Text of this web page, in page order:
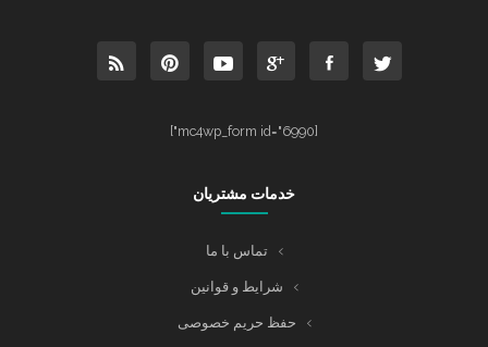
[mc4wp_form id="6990"]
خدمات مشتریان
تماس با ما
شرایط و قوانین
حفظ حریم خصوصی